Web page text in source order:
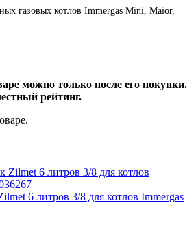
газовых котлов Immergas Mini, Maior,
можно только после его покупки.
рейтинг.
6 литров 3/8 для котлов Immergas